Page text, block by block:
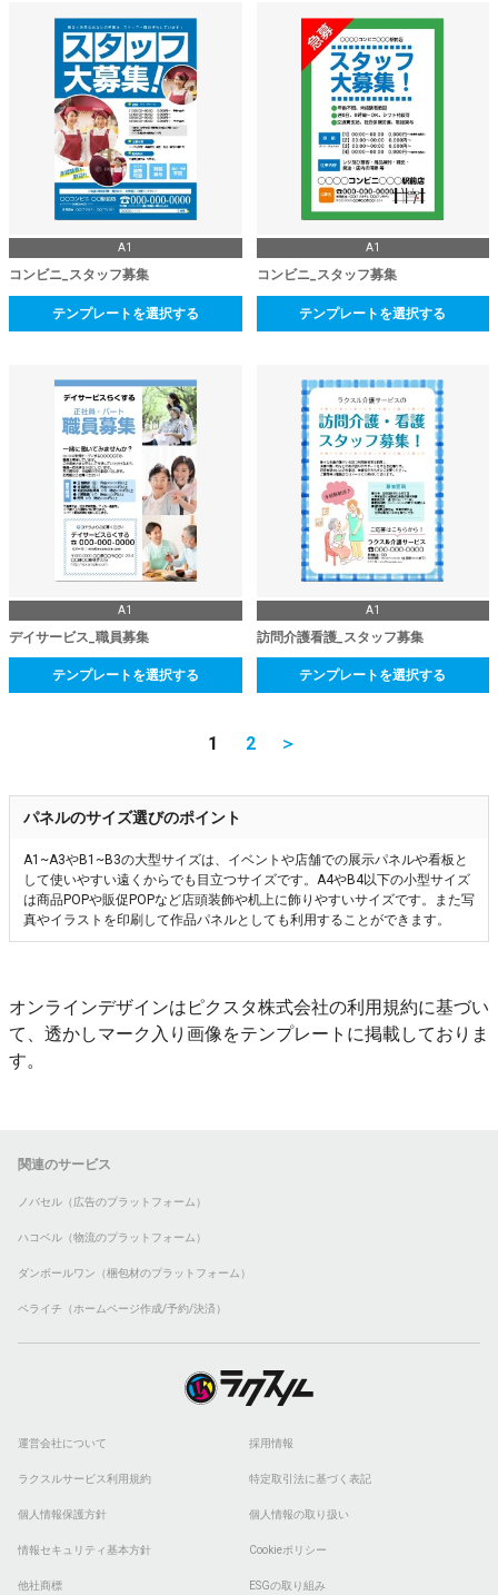
A1
コンビニ_スタッフ募集
テンプレートを選択する
A1
コンビニ_スタッフ募集
テンプレートを選択する
A1
デイサービス_職員募集
テンプレートを選択する
A1
訪問介護看護_スタッフ募集
テンプレートを選択する
1 2 ＞
パネルのサイズ選びのポイント
A1~A3やB1~B3の大型サイズは、イベントや店舗での展示パネルや看板と
して使いやすい遠くからでも目立つサイズです。A4やB4以下の小型サイズ
は商品POPや販促POPなど店頭装飾や机上に飾りやすいサイズです。また写
真やイラストを印刷して作品パネルとしても利用することができます。
オンラインデザインはピクスタ株式会社の利用規約に基づい
て、透かしマーク入り画像をテンプレートに掲載しておりま
す。
関連のサービス
ノバセル（広告のプラットフォーム）
ハコベル（物流のプラットフォーム）
ダンボールワン（梱包材のプラットフォーム）
ペライチ（ホームページ作成/予約/決済）
運営会社について 採用情報
ラクスルサービス利用規約 特定取引法に基づく表記
個人情報保護方針 個人情報の取り扱い
情報セキュリティ基本方針 Cookieポリシー
他社商標 ESGの取り組み